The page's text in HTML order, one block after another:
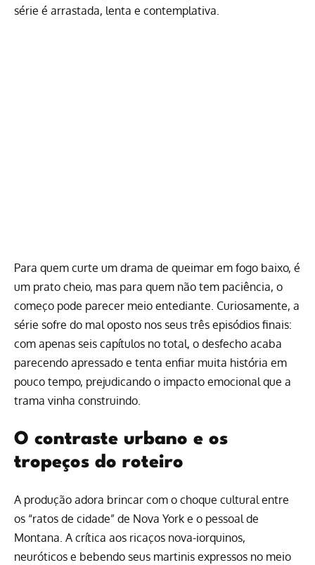
série é arrastada, lenta e contemplativa.
Para quem curte um drama de queimar em fogo baixo, é
um prato cheio, mas para quem não tem paciência, o
começo pode parecer meio entediante. Curiosamente, a
série sofre do mal oposto nos seus três episódios finais:
com apenas seis capítulos no total, o desfecho acaba
parecendo apressado e tenta enfiar muita história em
pouco tempo, prejudicando o impacto emocional que a
trama vinha construindo.
O contraste urbano e os
tropeços do roteiro
A produção adora brincar com o choque cultural entre
os “ratos de cidade” de Nova York e o pessoal de
Montana. A crítica aos ricaços nova-iorquinos,
neuróticos e bebendo seus martinis expressos no meio